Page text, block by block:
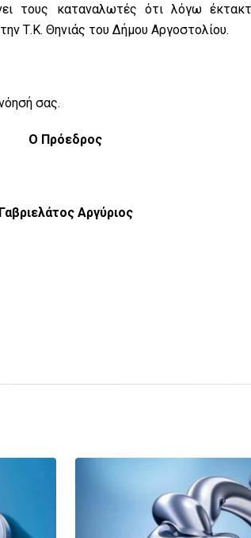
τους καταναλωτές ότι λόγω
Τ.Κ. Θηνιάς του Δήμου Αργοστολίου.
σας.
Ο Πρόεδρος
Γαβριελάτος Αργύριος